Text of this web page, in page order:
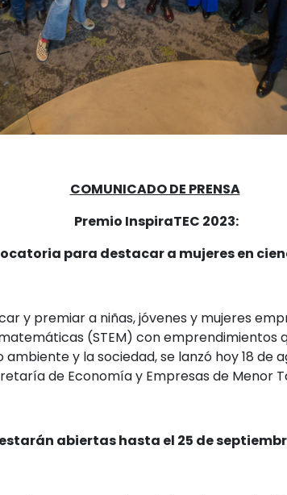
COMUNICADO DE PRENSA
Premio InspiraTEC 2023:
para destacar a mujeres en
y premiar a niñas, jóvenes y mujeres
(STEM) con emprendimientos
y la sociedad, se lanzó hoy 18 de
de Economía y Empresas de Menor
abiertas hasta el 25 de